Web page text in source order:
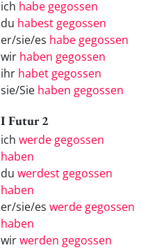
ich habe gegossen
du habest gegossen
er/sie/es habe gegossen
wir haben gegossen
ihr habet gegossen
sie/Sie haben gegossen
I Futur 2
ich werde gegossen
haben
du werdest gegossen
haben
er/sie/es werde gegossen
haben
wirwerden gegossen